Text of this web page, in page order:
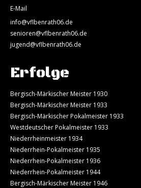
E-Mail
info@vflbenrath06.de
senioren@vflbenrath06.de
jugend@vflbenrath06.de
Erfolge
Bergisch-Märkischer Meister 1930
Bergisch-Märkischer Meister 1933
Bergisch-Märkischer Pokalmeister 1933
Westdeutscher Pokalmeister 1933
Niederrheinmeister 1934
Niederrhein-Pokalmeister 1935
Niederrhein-Pokalmeister 1936
Niederrhein-Pokalmeister 1944
Bergisch-Märkischer Meister 1946